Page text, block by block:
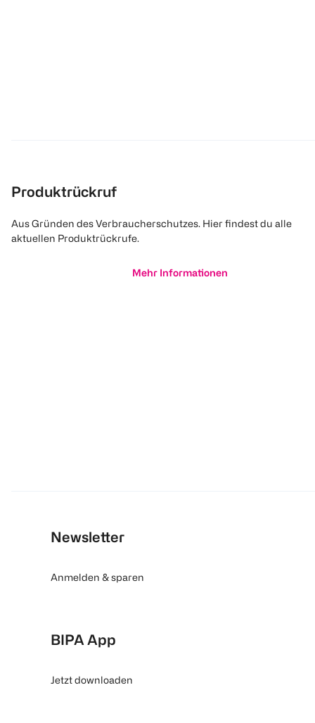
Produktrückruf
Aus Gründen des Verbraucherschutzes. Hier findest du alle
aktuellen Produktrückrufe.
Mehr Informationen
Newsletter
Anmelden & sparen
BIPA App
Jetzt downloaden